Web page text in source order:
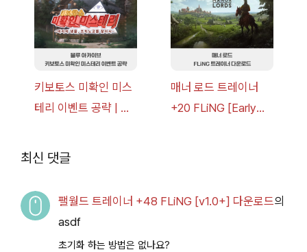
키보토스 미확인 미스
테리 이벤트 공략 | 블
매너 로드 트레이너
+20 FLiNG [Early
최신 댓글
팰월드 트레이너 +48 FLiNG [v1.0+] 다운로드의
asdf
초기화 하는 방법은 없나요?